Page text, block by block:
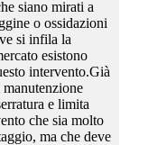
siano mirati a
o ossidazioni
si infila la
esistono
intervento.Già
e limita
che sia molto
ma che deve